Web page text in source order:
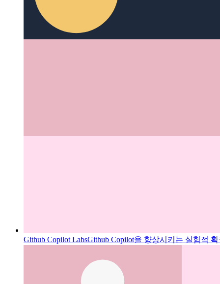
Github Copilot Labs Github Copilot을 향상시키는 실험적